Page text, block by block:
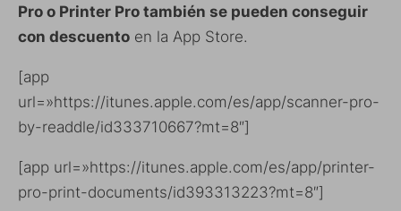
Pro o Printer Pro también se pueden conseguir
con descuento en la App Store.
[app
url=»https://itunes.apple.com/es/app/scanner-pro-
by-readdle/id333710667?mt=8″]
[app url=»https://itunes.apple.com/es/app/printer-
pro-print-documents/id393313223?mt=8″]